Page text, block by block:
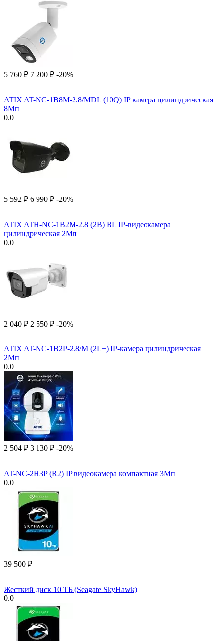
5 760 ₽ 7 200 ₽ -20%
ATIX AT-NC-1B8M-2.8/MDL (10Q) IP камера цилиндрическая
8Мп
0.0
5 592 ₽ 6 990 ₽ -20%
ATIX ATH-NC-1B2M-2.8 (2B) BL IP-видеокамера
цилиндрическая 2Мп
0.0
2 040 ₽ 2 550 ₽ -20%
ATIX AT-NC-1B2P-2.8/M (2L+) IP-камера цилиндрическая
2Мп
0.0
2 504 ₽ 3 130 ₽ -20%
AT-NC-2H3P (R2) IP видеокамера компактная 3Мп
0.0
39 500 ₽
Жесткий диск 10 ТБ (Seagate SkyHawk)
0.0